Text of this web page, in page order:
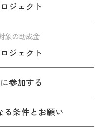
ジェクト
象の助成金
ジェクト
参加する
る条件とお願い